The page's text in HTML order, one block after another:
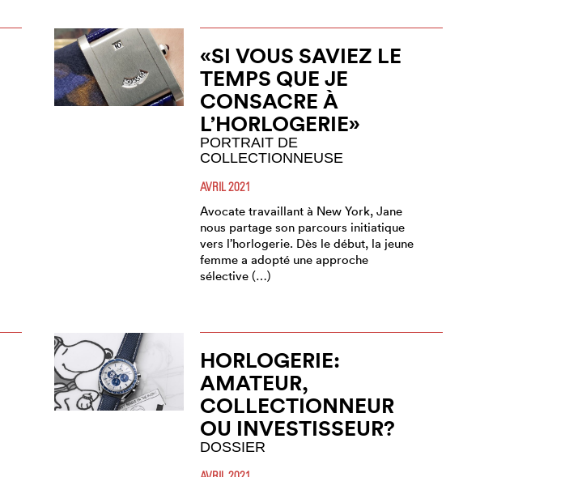
«SI VOUS SAVIEZ LE
TEMPS QUE JE
CONSACRE À
L’HORLOGERIE»
PORTRAIT DE
COLLECTIONNEUSE
AVRIL 2021
Avocate travaillant à New York, Jane
nous partage son parcours initiatique
vers l’horlogerie. Dès le début, la jeune
femme a adopté une approche
sélective (…)
HORLOGERIE:
AMATEUR,
COLLECTIONNEUR
OU INVESTISSEUR?
DOSSIER